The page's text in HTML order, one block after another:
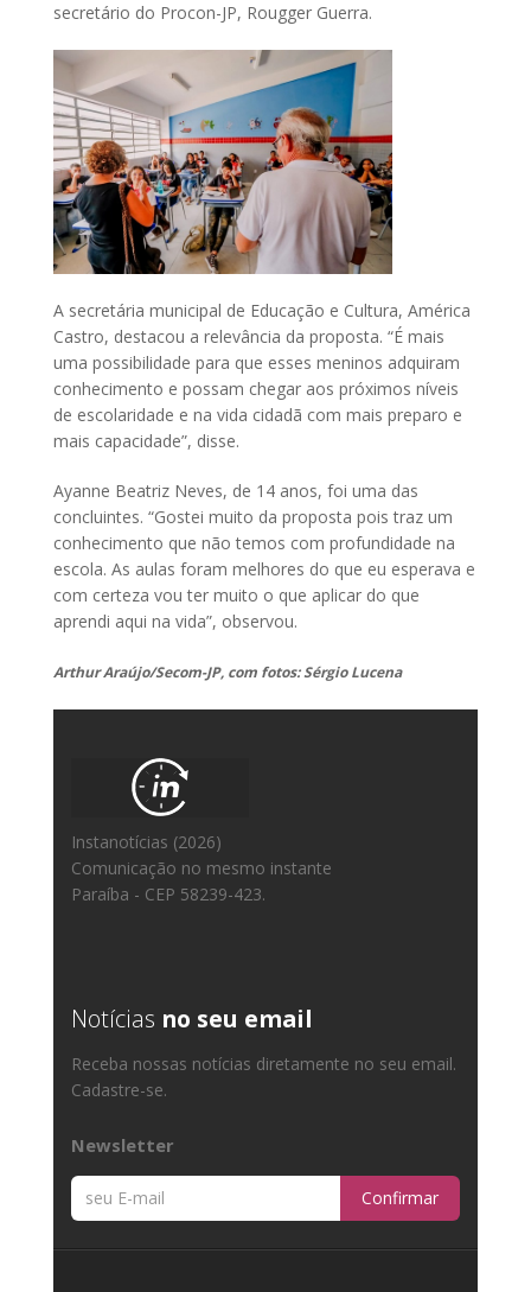
secretário do Procon-JP, Rougger Guerra.
A secretária municipal de Educação e Cultura, América
Castro, destacou a relevância da proposta. “É mais
uma possibilidade para que esses meninos adquiram
conhecimento e possam chegar aos próximos níveis
de escolaridade e na vida cidadã com mais preparo e
mais capacidade”, disse.
Ayanne Beatriz Neves, de 14 anos, foi uma das
concluintes. “Gostei muito da proposta pois traz um
conhecimento que não temos com profundidade na
escola. As aulas foram melhores do que eu esperava e
com certeza vou ter muito o que aplicar do que
aprendi aqui na vida”, observou.
Arthur Araújo/Secom-JP, com fotos: Sérgio Lucena
Instanotícias (2026)
Comunicação no mesmo instante
Paraíba - CEP 58239-423.
Notícias no seu email
Receba nossas notícias diretamente no seu email.
Cadastre-se.
Newsletter
Confirmar